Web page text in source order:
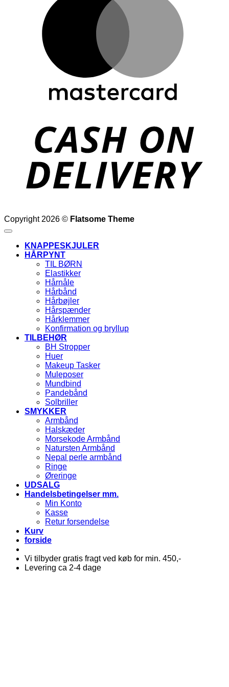
Copyright 2026 © Flatsome Theme
KNAPPESKJULER
HÅRPYNT
TIL BØRN
Elastikker
Hårnåle
Hårbånd
Hårbøjler
Hårspænder
Hårklemmer
Konfirmation og bryllup
TILBEHØR
BH Stropper
Huer
Makeup Tasker
Muleposer
Mundbind
Pandebånd
Solbriller
SMYKKER
Armbånd
Halskæder
Morsekode Armbånd
Natursten Armbånd
Nepal perle armbånd
Ringe
Øreringe
UDSALG
Handelsbetingelser mm.
Min Konto
Kasse
Retur forsendelse
Kurv
forside
Vi tilbyder gratis fragt ved køb for min. 450,-
Levering ca 2-4 dage